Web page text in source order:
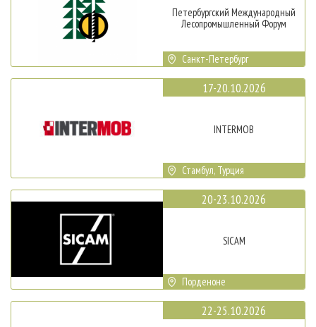
Петербургский Международный
Лесопромышленный Форум
Санкт-Петербург
17-20.10.2026
INTERMOB
Стамбул, Турция
20-23.10.2026
SICAM
Порденоне
22-25.10.2026